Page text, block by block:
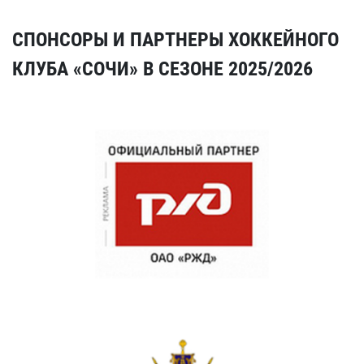
СПОНСОРЫ И ПАРТНЕРЫ ХОККЕЙНОГО
КЛУБА «СОЧИ» В СЕЗОНЕ 2025/2026